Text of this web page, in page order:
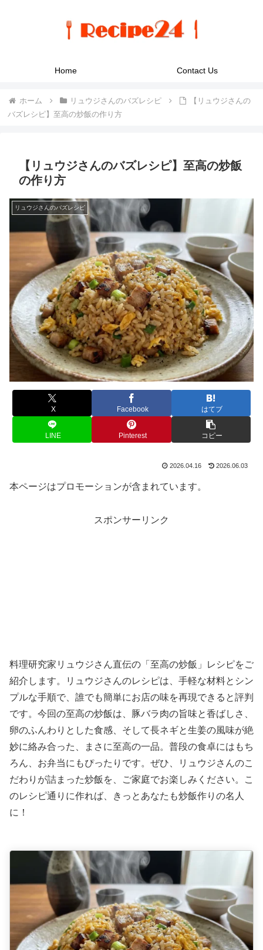
Home Contact Us
ホーム リュウジさんのバズレシピ
【リュウジさんの
バズレシピ】至高の炒飯の作り方
【リュウジさんのバズレシピ】至高の炒飯
の作り方
リュウジさんのバズレシピ
X Facebook はてブ
LINE Pinterest コピー
2026.04.16 2026.06.03
本ページはプロモーションが含まれています。
スポンサーリンク
料理研究家リュウジさん直伝の「至高の炒飯」レシピをご
紹介します。リュウジさんのレシピは、手軽な材料とシン
プルな手順で、誰でも簡単にお店の味を再現できると評判
です。今回の至高の炒飯は、豚バラ肉の旨味と香ばしさ、
卵のふんわりとした食感、そして長ネギと生姜の風味が絶
妙に絡み合った、まさに至高の一品。普段の食卓にはもち
ろん、お弁当にもぴったりです。ぜひ、リュウジさんのこ
だわりが詰まった炒飯を、ご家庭でお楽しみください。こ
のレシピ通りに作れば、きっとあなたも炒飯作りの名人
に！